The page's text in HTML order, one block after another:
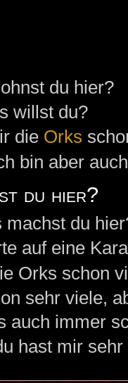
du hier?
willst du?
die Orks
bin aber
du hier?
machst du
auf eine
Orks schon
sehr viele,
auch immer
hast mir